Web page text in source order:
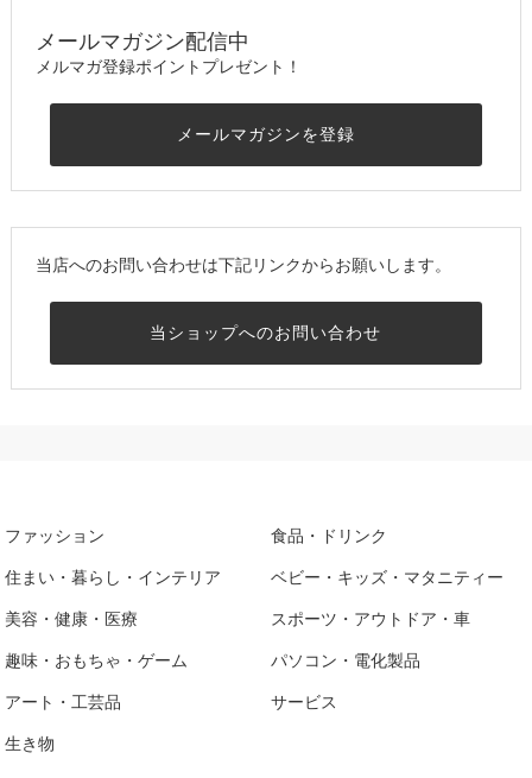
メールマガジン配信中
メルマガ登録ポイントプレゼント！
メールマガジンを登録
当店へのお問い合わせは下記リンクからお願いします。
当ショップへのお問い合わせ
ファッション 食品・ドリンク
住まい・暮らし・インテリア ベビー・キッズ・マタニティー
美容・健康・医療 スポーツ・アウトドア・車
趣味・おもちゃ・ゲーム パソコン・電化製品
アート・工芸品 サービス
生き物